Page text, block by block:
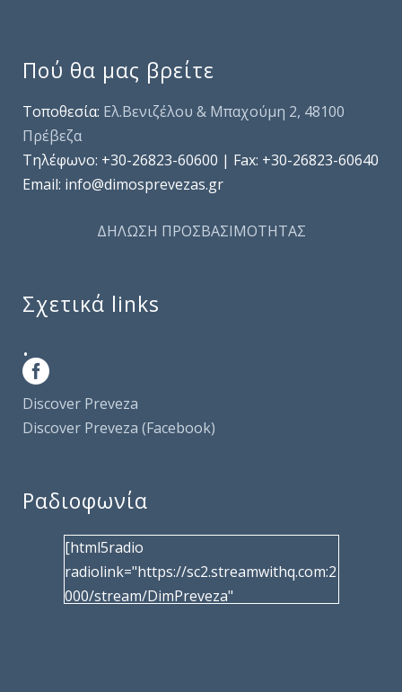
Πού θα μας βρείτε
Τοποθεσία: Ελ.Βενιζέλου & Μπαχούμη 2, 48100
Πρέβεζα
Τηλέφωνo: +30-26823-60600 | Fax: +30-26823-60640
Email: info@dimosprevezas.gr
ΔΗΛΩΣΗ ΠΡΟΣΒΑΣΙΜΟΤΗΤΑΣ
Σχετικά links
.
Discover Preveza
Discover Preveza (Facebook)
Ραδιοφωνία
[html5radio
radiolink="https://sc2.streamwithq.com:2
000/stream/DimPreveza"